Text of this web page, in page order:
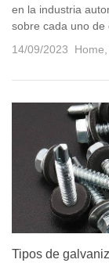
en la industria
sobre cada uno de
14/09/2023
Home
Tipos de